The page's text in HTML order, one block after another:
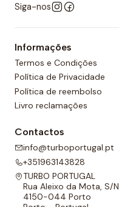
Siga-nos
Informações
Termos e Condições
Política de Privacidade
Política de reembolso
Livro reclamações
Contactos
info@turboportugal.pt
+351963143828
TURBO PORTUGAL
Rua Aleixo da Mota, S/N
4150-044 Porto